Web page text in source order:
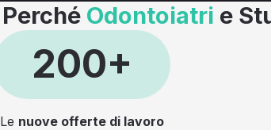
Perché Odontoiatri e
200+
Le nuove offerte di lavoro